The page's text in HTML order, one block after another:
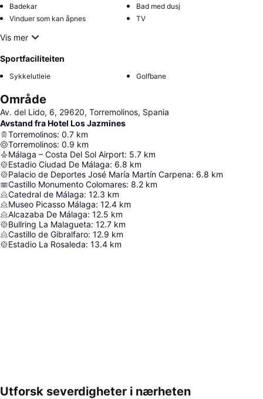
Badekar
Bad med dusj
Vinduer som kan åpnes
TV
Vis mer
Sportfaciliteiten
Sykkelutleie Golfbane
Område
Av. del Lido, 6, 29620, Torremolinos, Spania
Avstand fra Hotel Los Jazmines
Torremolinos: 0.7 km
Torremolinos: 0.9 km
Málaga – Costa Del Sol Airport: 5.7 km
Estadio Ciudad De Málaga: 6.8 km
Palacio de Deportes José María Martín Carpena: 6.8 km
Castillo Monumento Colomares: 8.2 km
Catedral de Málaga: 12.3 km
Museo Picasso Málaga: 12.4 km
Alcazaba De Málaga: 12.5 km
Bullring La Malagueta: 12.7 km
Castillo de Gibralfaro: 12.9 km
Estadio La Rosaleda: 13.4 km
Utforsk severdigheter i nærheten